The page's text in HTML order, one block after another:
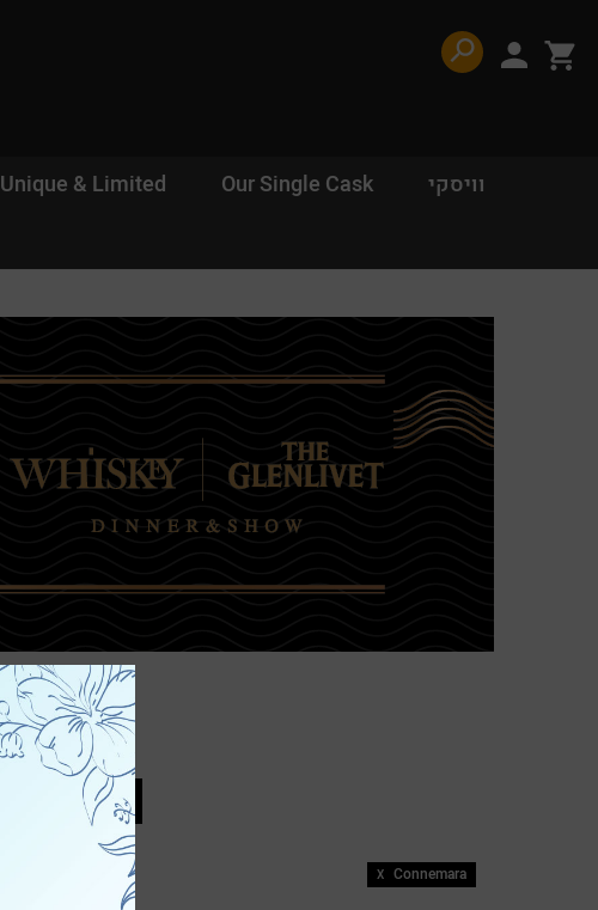
וויסקי Our Single Cask
Unique & Limited
כבר רשומים? התחברו
זכור אותי
בחר/י מותג
Aberfeldy
Masteranza
Connemara
X